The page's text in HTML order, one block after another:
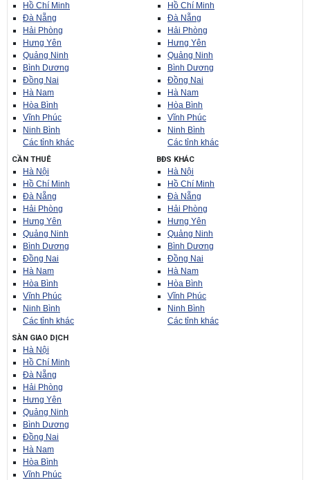
Hồ Chí Minh
Đà Nẵng
Hải Phòng
Hưng Yên
Quảng Ninh
Bình Dương
Đồng Nai
Hà Nam
Hòa Bình
Vĩnh Phúc
Ninh Bình
Các tỉnh khác
Hồ Chí Minh
Đà Nẵng
Hải Phòng
Hưng Yên
Quảng Ninh
Bình Dương
Đồng Nai
Hà Nam
Hòa Bình
Vĩnh Phúc
Ninh Bình
Các tỉnh khác
CẦN THUÊ
Hà Nội
Hồ Chí Minh
Đà Nẵng
Hải Phòng
Hưng Yên
Quảng Ninh
Bình Dương
Đồng Nai
Hà Nam
Hòa Bình
Vĩnh Phúc
Ninh Bình
Các tỉnh khác
BĐS KHÁC
Hà Nội
Hồ Chí Minh
Đà Nẵng
Hải Phòng
Hưng Yên
Quảng Ninh
Bình Dương
Đồng Nai
Hà Nam
Hòa Bình
Vĩnh Phúc
Ninh Bình
Các tỉnh khác
SÀN GIAO DỊCH
Hà Nội
Hồ Chí Minh
Đà Nẵng
Hải Phòng
Hưng Yên
Quảng Ninh
Bình Dương
Đồng Nai
Hà Nam
Hòa Bình
Vĩnh Phúc